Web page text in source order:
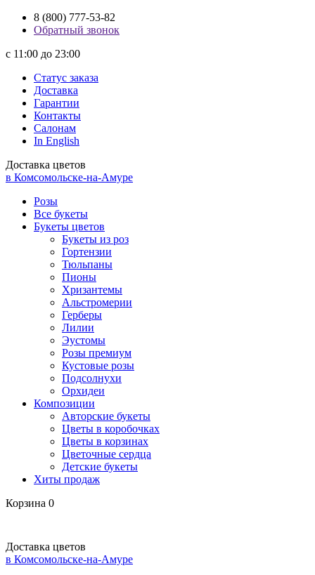
8 (800) 777-53-82
Обратный звонок
с 11:00 до 23:00
Статус заказа
Доставка
Гарантии
Контакты
Салонам
In English
Доставка цветов
в Комсомольске-на-Амуре
Розы
Все букеты
Букеты цветов
Букеты из роз
Гортензии
Тюльпаны
Пионы
Хризантемы
Альстромерии
Герберы
Лилии
Эустомы
Розы премиум
Кустовые розы
Подсолнухи
Орхидеи
Композиции
Авторские букеты
Цветы в коробочках
Цветы в корзинах
Цветочные сердца
Детские букеты
Хиты продаж
Корзина 0
Доставка цветов
в Комсомольске-на-Амуре